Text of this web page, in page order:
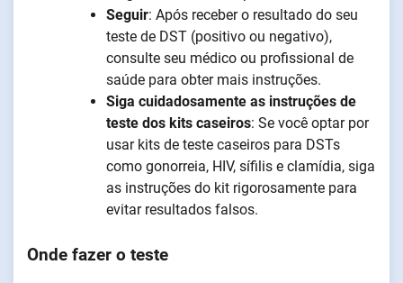
Seguir: Após receber o resultado do seu
teste de DST (positivo ou negativo),
consulte seu médico ou profissional de
saúde para obter mais instruções.
Siga cuidadosamente as instruções de
teste dos kits caseiros: Se você optar por
usar kits de teste caseiros para DSTs
como gonorreia, HIV, sífilis e clamídia, siga
as instruções do kit rigorosamente para
evitar resultados falsos.
Onde fazer o teste